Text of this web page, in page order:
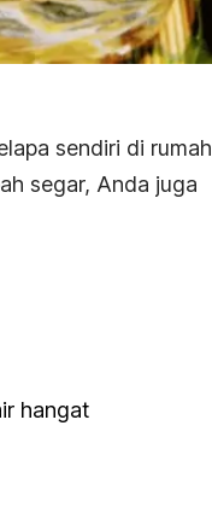
sendiri di
segar, Anda juga
hangat